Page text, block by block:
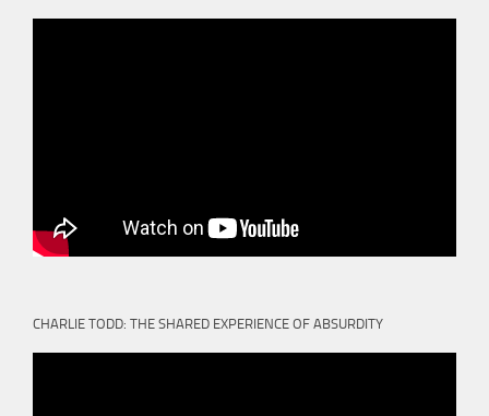
CHARLIE TODD: THE SHARED EXPERIENCE OF ABSURDITY